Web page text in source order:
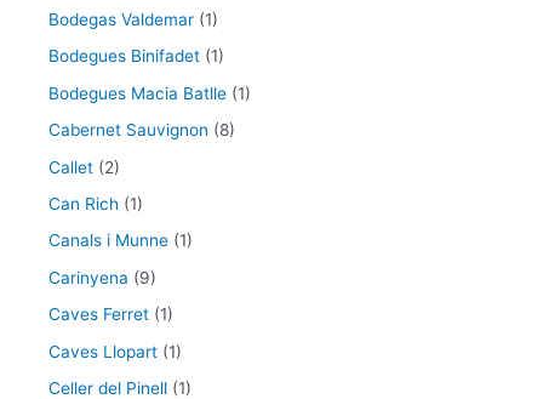
Bodegas Valdemar (1)
Bodegues Binifadet (1)
Bodegues Macia Batlle (1)
Cabernet Sauvignon (8)
Callet (2)
Can Rich (1)
Canals i Munne (1)
Carinyena (9)
Caves Ferret (1)
Caves Llopart (1)
Celler del Pinell (1)